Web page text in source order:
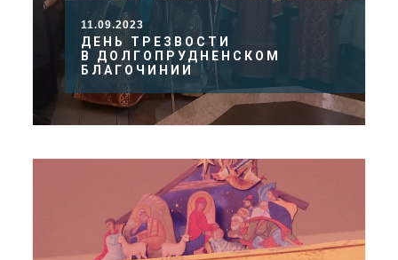
11.09.2023
ДЕНЬ ТРЕЗВОСТИ
В ДОЛГОПРУДНЕНСКОМ
БЛАГОЧИНИИ